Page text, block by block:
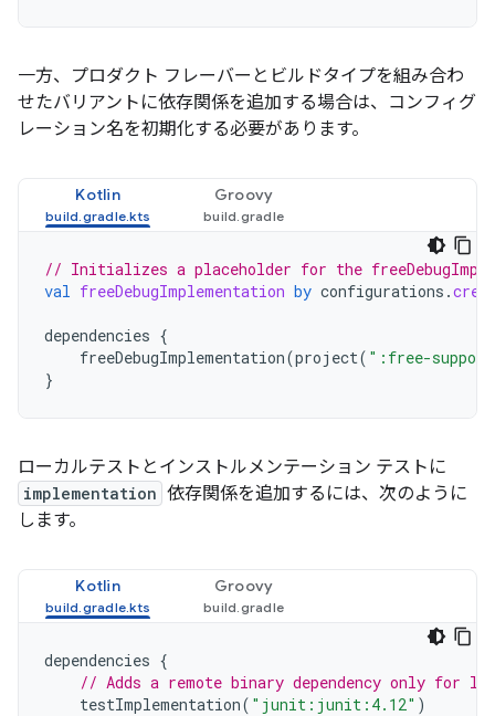
一方、プロダクト フレーバーとビルドタイプを組み合わ
せたバリアントに依存関係を追加する場合は、コンフィグ
レーション名を初期化する必要があります。
Kotlin Groovy
// Initializes a placeholder for the
val freeDebugImplementation by configurations .
dependencies {
freeDebugImplementation(project( ":free-
}
ローカルテストとインストルメンテーション テストに
implementation 依存関係を追加するには、次のように
します。
Kotlin Groovy
dependencies {
// Adds a remote binary dependency only for
testImplementation( "junit:junit:4.12" )